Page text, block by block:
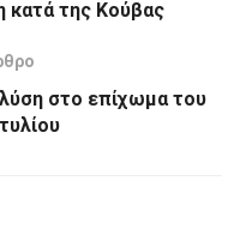
κατά της Κούβας
λύση στο επίχωμα του